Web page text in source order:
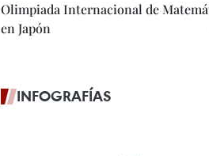
Olimpiada Internacional de
en Japón
INFOGRAFÍAS